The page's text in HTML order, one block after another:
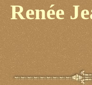
Renée